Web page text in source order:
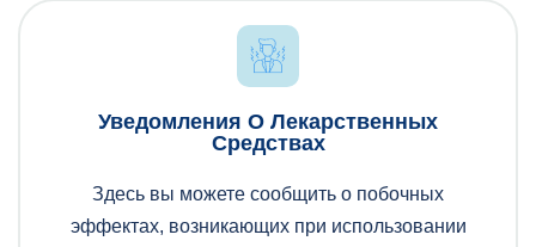
Уведомления О Лекарственных
Средствах
Здесь вы можете сообщить о побочных
эффектах, возникающих при использовании